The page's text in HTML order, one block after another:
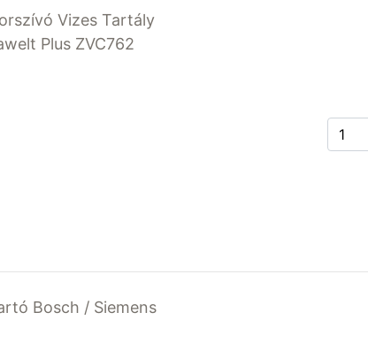
Vizes Tartály
Plus ZVC762
Bosch / Siemens